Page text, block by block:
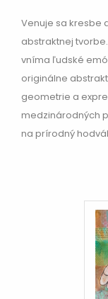
Venuje sa kresbe
abstraktnej
vníma ľudské
originálne
geometrie a
medzinárodných
na prírodný